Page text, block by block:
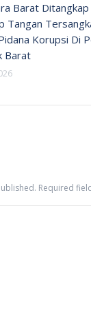
Barat Ditangkap
Tangan
Korupsi Di
Barat
Required